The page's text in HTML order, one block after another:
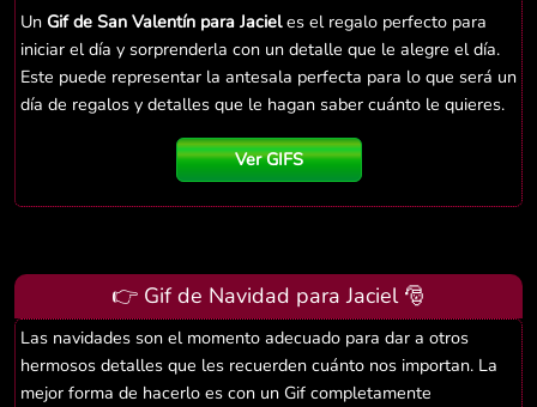
Un Gif de San Valentín para Jacieles el regalo perfecto para
iniciar el día y sorprenderla con un detalle que le alegre el día.
Este puede representar la antesala perfecta para lo que será un
día de regalos y detalles que le hagan saber cuánto le quieres.
Ver GIFS
👉 Gif de Navidad para Jaciel 🎅
Las navidades son el momento adecuado para dar a otros
hermosos detalles que les recuerden cuánto nos importan. La
mejor forma de hacerlo es con un Gif completamente